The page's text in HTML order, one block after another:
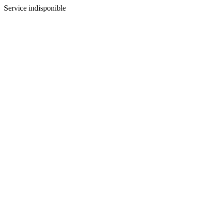
Service indisponible